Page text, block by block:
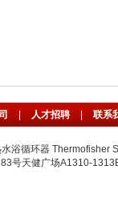
人才招聘 联系
浴循环器
号天健广场A1310-